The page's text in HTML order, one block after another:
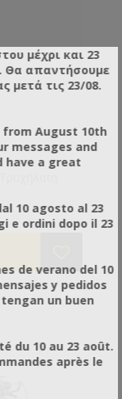
μέχρι και 23
Θα απαντήσουμε
μετά τις 23/08.
from August 10th
messages and
have a great
10 agosto al 23
e ordini dopo il 23
de verano del 10
y pedidos
un buen
du 10 au 23 août.
après le